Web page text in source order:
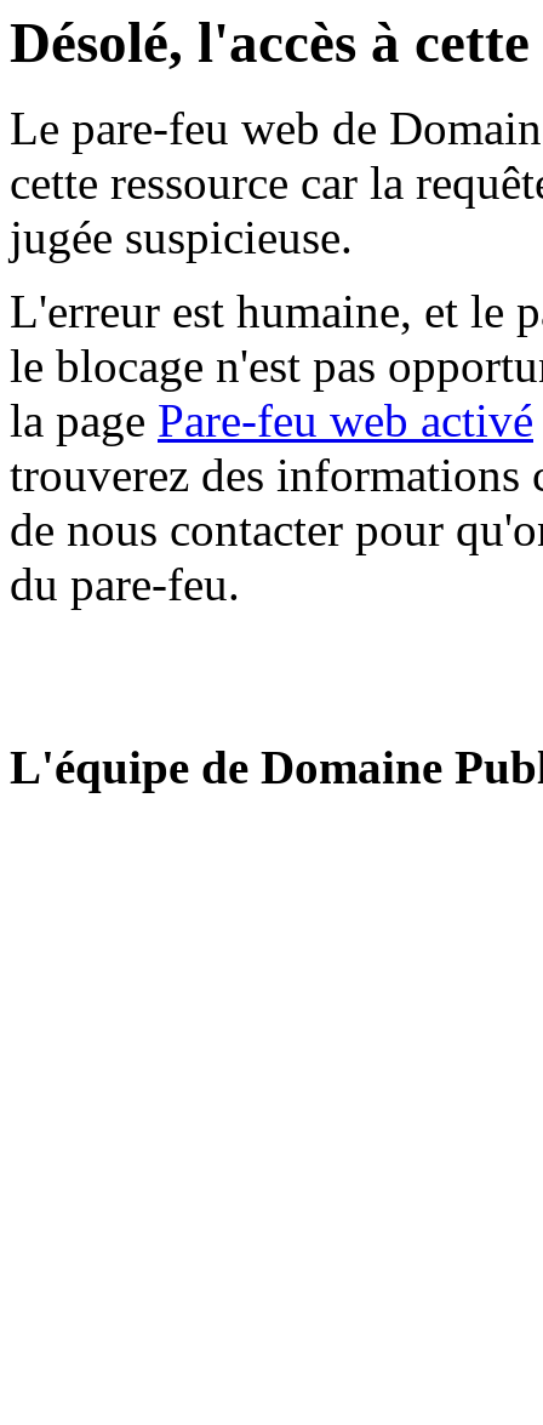
Désolé, l'accès à
Le pare-feu web de
cette ressource car la
jugée suspicieuse.
L'erreur est humaine, et le
le blocage n'est pas
la page Pare-feu web activé
trouverez des informations
de nous contacter pour
du pare-feu.
L'équipe de Domaine